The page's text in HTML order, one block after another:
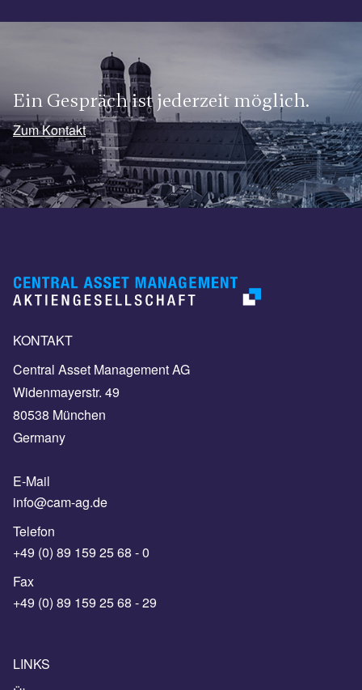
Ein Gespräch ist jederzeit möglich.
Zum Kontakt
KONTAKT
Central Asset Management AG
Widenmayerstr. 49
80538 München
Germany
E-Mail
info@cam-ag.de
Telefon
+49 (0) 89 159 25 68 - 0
Fax
+49 (0) 89 159 25 68 - 29
LINKS